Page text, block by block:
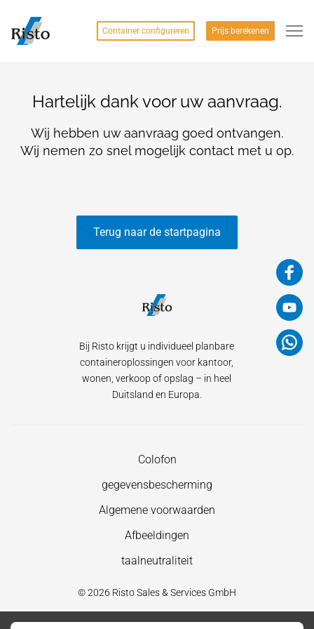
Container configureren Prijs berekenen
Hartelijk dank voor uw aanvraag.
Wij hebben uw aanvraag goed ontvangen.
Wij nemen zo snel mogelijk contact met u op.
Terug naar de startpagina
Bij Risto krijgt u individueel planbare
containeroplossingen voor kantoor,
wonen, verkoop of opslag – in heel
Duitsland en Europa.
overslaan
Colofon
gegevensbescherming
Algemene voorwaarden
Afbeeldingen
taalneutraliteit
© 2026 Risto Sales & Services GmbH